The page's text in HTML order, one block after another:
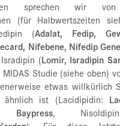
sprechen wir von
(für Halbwertszeiten
(Adalat, Fedip,
Nifebene, Nifedip
(Lomir, Isradipin
Studie (siehe oben)
etwas willkürlich
ähnlich ist (Lacidipidin:
Baypress,